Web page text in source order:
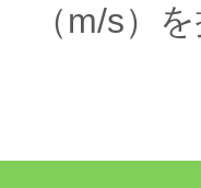
（m/s）